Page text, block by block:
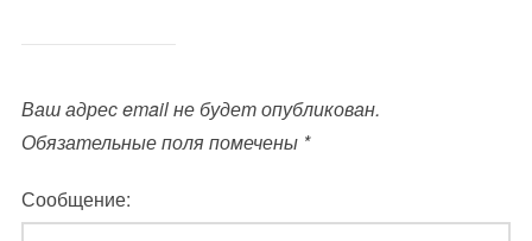
Ваш адрес email не будет опубликован.
Обязательные поля помечены *
Сообщение: